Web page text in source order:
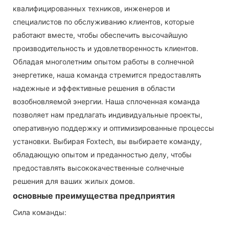
квалифицированных техников, инженеров и
специалистов по обслуживанию клиентов, которые
работают вместе, чтобы обеспечить высочайшую
производительность и удовлетворенность клиентов.
Обладая многолетним опытом работы в солнечной
энергетике, наша команда стремится предоставлять
надежные и эффективные решения в области
возобновляемой энергии. Наша сплоченная команда
позволяет нам предлагать индивидуальные проекты,
оперативную поддержку и оптимизированные процессы
установки. Выбирая Foxtech, вы выбираете команду,
обладающую опытом и преданностью делу, чтобы
предоставлять высококачественные солнечные
решения для ваших жилых домов.
основные преимущества предприятия
Сила команды: